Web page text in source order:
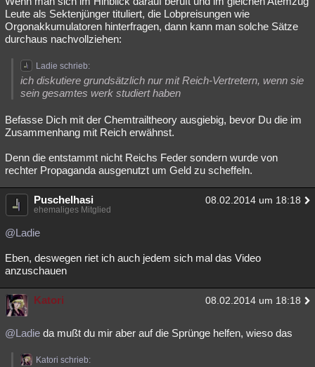
Leute als Sektenjünger tituliert, die Lobpreisungen wie
Orgonakkumulatoren hinterfragen, dann kann man solche Sätze
durchaus nachvollziehen:
Ladie schrieb:
ich diskutiere grundsätzlich nur mit Reich-Vertretern, wenn sie
sein gesamtes werk studiert haben
Befasse Dich mit der Chemtrailtheory ausgiebig, bevor Du die im
Zusammenhang mit Reich erwähnst.
Denn die entstammt nicht Reichs Feder sondern wurde von
rechter Propaganda ausgenutzt um Geld zu scheffeln.
Puschelhasi 08.02.2014 um 18:18
ehemaliges Mitglied
@Ladie
Eben, deswegen riet ich auch jedem sich mal das Video
anzuschauen
Katori 08.02.2014 um 18:18
@Ladie da mußt du mir aber auf die Sprünge helfen, wieso das
Katori schrieb: